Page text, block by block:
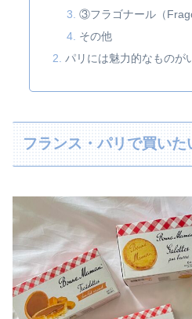
③フラゴナール（
その他
パリには魅力的なものが
フランス・パリで買い